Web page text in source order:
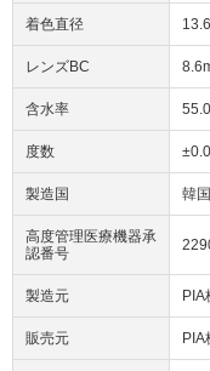
着色直径
レンズBC
含水率
度数
製造国 韓国
高度管理医療機器承
認番号
製造元 PIA
販売元 PIA